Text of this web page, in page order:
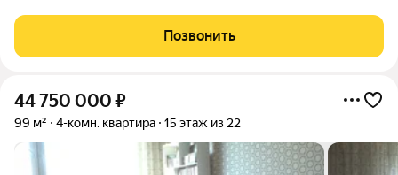
комплексе
Позвонить
44 750 000 ₽
99 м² 4-комн. квартира 15 этаж из 22